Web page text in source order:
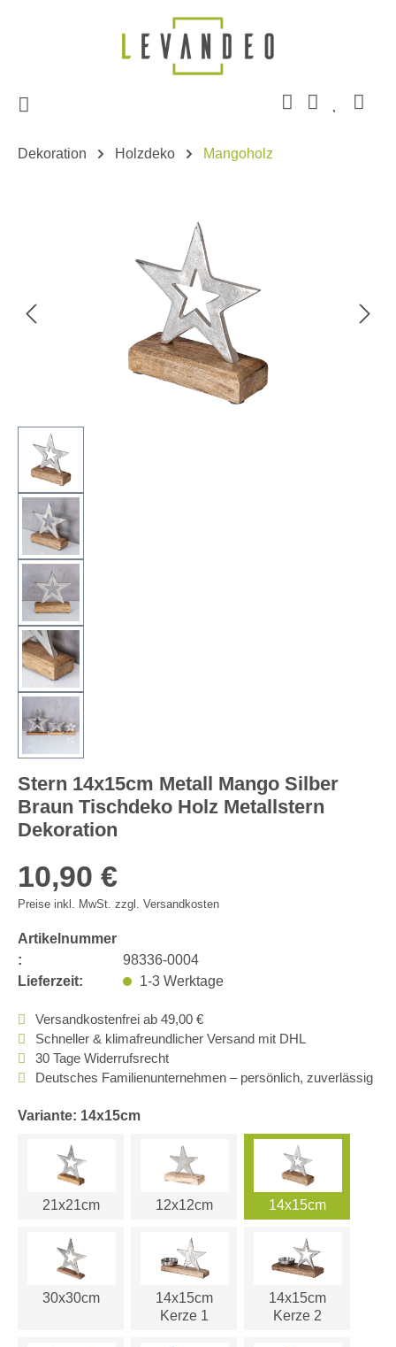
Zum Hauptinhalt springen
Dekoration Holzdeko Mangoholz
Stern 14x15cm Metall Mango Silber
Braun Tischdeko Holz Metallstern
Dekoration
10,90 €
Preise inkl. MwSt. zzgl. Versandkosten
Artikelnummer
:
98336-0004
Lieferzeit:
1-3 Werktage
Versandkostenfrei ab 49,00 €
Schneller & klimafreundlicher Versand mit DHL
30 Tage Widerrufsrecht
Deutsches Familienunternehmen – persönlich, zuverlässig
Variante: 14x15cm
21x21cm 12x12cm 14x15cm
30x30cm
14x15cm
Kerze 1
14x15cm
Kerze 2